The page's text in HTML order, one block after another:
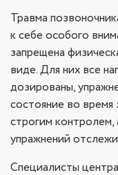
Травма
к себе особого
запрещена
виде. Для них все
дозированы,
состояние во время
строгим контролем,
упражнений
Специалисты